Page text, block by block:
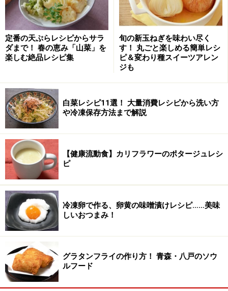
2
水に1分つけて冷やす
水に1分ほどつけて冷やす。
定番の天ぷらレシピからサラ
ダまで！ 春の恵み「山菜」を
楽しむ絶品レシピ集
旬の新玉ねぎを味わい尽く
す！ 丸ごと楽しめる簡単レシ
ピ＆変わり種スイーツアレン
ジも
白菜レシピ11選！ 大量消費レシピから洗い方
や冷凍保存方法まで解説
【健康流動食】カリフラワーのポタージュレシ
ピ
冷凍卵で作る、卵黄の味噌漬けレシピ……美味
しいおつまみ！
グラタンフライの作り方！ 青森・八戸のソウ
ルフード